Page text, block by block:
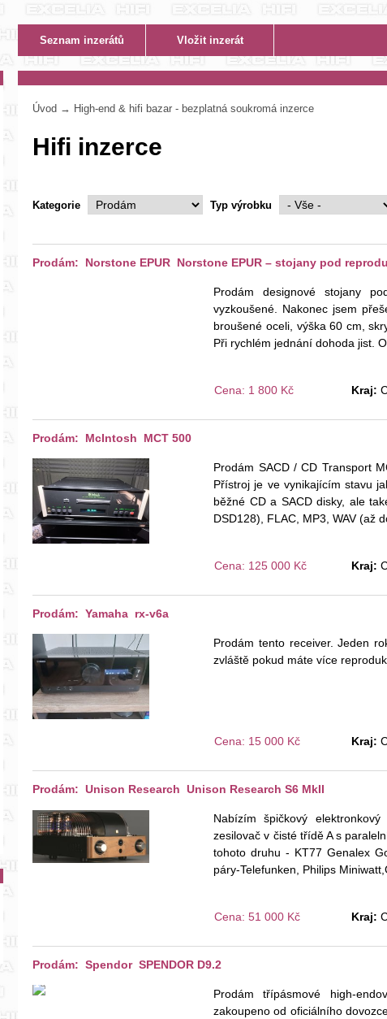
Úvod → High-end & hifi bazar - bezplatná soukromá inzerce
Hifi inzerce
Kategorie Typ výrobku
Prodám: Norstone EPUR Norstone EPUR – stojany pod
Prodám designové stojany
vyzkoušené. Nakonec jsem
broušené oceli, výška 60 cm,
Při rychlém jednání dohoda jist.
Cena: 1 800 Kč Kraj:
Prodám: McIntosh MCT 500
Prodám SACD / CD Transport
Přístroj je ve vynikajícím stavu
běžné CD a SACD disky, ale
DSD128), FLAC, MP3, WAV (až
Cena: 125 000 Kč Kraj:
Prodám: Yamaha rx-v6a
Prodám tento receiver. Jeden
zvláště pokud máte více
Cena: 15 000 Kč Kraj:
Prodám: Unison Research Unison Research S6 MkII
Nabízím špičkový
zesilovač v čisté třídě A s
tohoto druhu - KT77 Genalex
páry-Telefunken, Philips
Cena: 51 000 Kč Kraj:
Prodám: Spendor SPENDOR D9.2
Prodám třípásmové high-
zakoupeno od oficiálního